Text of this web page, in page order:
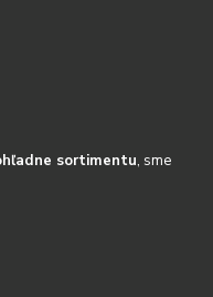
sortimentu, sme